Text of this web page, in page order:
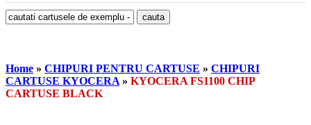
Home » CHIPURI PENTRU CARTUSE » CHIPURI
CARTUSE KYOCERA » KYOCERA FS1100 CHIP
CARTUSE BLACK